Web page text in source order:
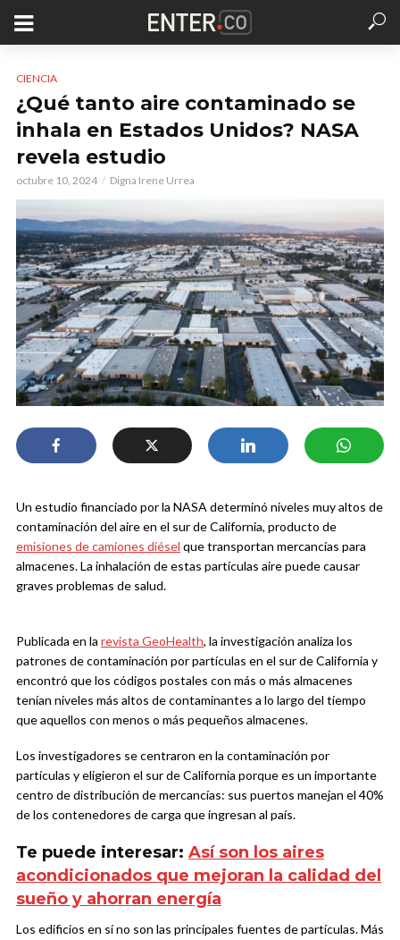
CIENCIA
¿Qué tanto aire contaminado se
inhala en Estados Unidos? NASA
revela estudio
octubre 10, 2024 Digna Irene Urrea
Un estudio financiado por la NASA determinó niveles muy altos de
contaminación del aire en el sur de California, producto de
emisiones de camiones diésel que transportan mercancías para
almacenes. La inhalación de estas partículas aire puede causar
graves problemas de salud.
Publicada en la revista GeoHealth, la investigación analiza los
patrones de contaminación por partículas en el sur de California y
encontró que los códigos postales con más o más almacenes
tenían niveles más altos de contaminantes a lo largo del tiempo
que aquellos con menos o más pequeños almacenes.
Los investigadores se centraron en la contaminación por
partículas y eligieron el sur de California porque es un importante
centro de distribución de mercancías: sus puertos manejan el 40%
de los contenedores de carga que ingresan al país.
Te puede interesar: Así son los aires
acondicionados que mejoran la calidad del
sueño y ahorran energía
Los edificios en sí no son las principales fuentes de partículas. Más